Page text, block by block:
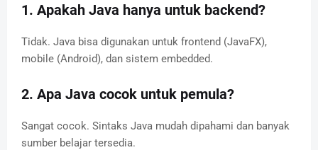
1. Apakah Java hanya untuk backend?
Tidak. Java bisa digunakan untuk frontend (JavaFX),
mobile (Android), dan sistem embedded.
2. Apa Java cocok untuk pemula?
Sangat cocok. Sintaks Java mudah dipahami dan banyak
sumber belajar tersedia.